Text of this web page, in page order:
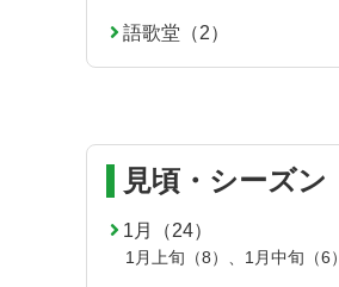
語歌堂（2）
見頃・シーズン
1月（24）
1月上旬（8） 、 1月中旬（6）